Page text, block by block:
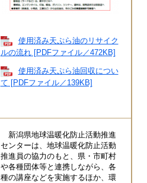
使用済み天ぷら油のリサイク
ルの流れ [PDFファイル／472KB]
使用済み天ぷら油回収につい
て [PDFファイル／139KB]
新潟県地球温暖化防止活動推進
センターは、地球温暖化防止活動
推進員の協力のもと、県・市町村
や各種団体等と連携しながら、各
種の講座などを実施するほか、環